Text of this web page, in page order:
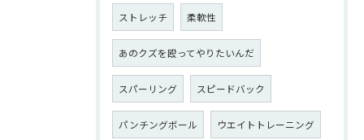
ストレッチ 柔軟性
あのクズを殴ってやりたいんだ
スパーリング スピードバック
パンチングボール ウエイトトレーニング